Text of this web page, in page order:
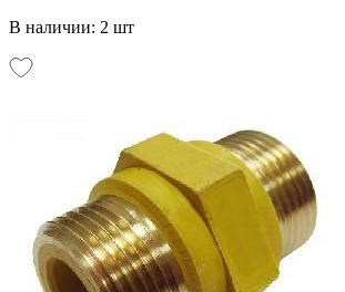
В наличии: 2 шт